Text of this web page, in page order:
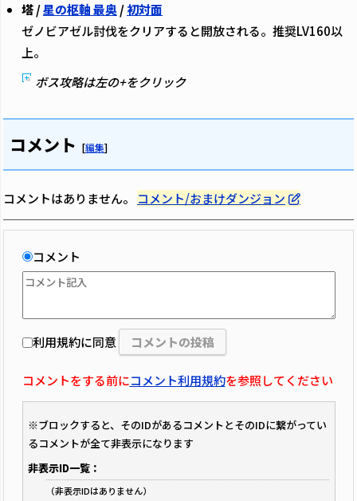
塔 /星の枢軸 最奥/初対面
ゼノビアゼル討伐をクリアすると開放される。推奨LV160以
上。
ボス攻略は左の+をクリック
コメント [編集]
コメントはありません。 コメント/おまけダンジョン
コメント
利用規約に同意
コメントをする前にコメント利用規約を参照してください
※ブロックすると、そのIDがあるコメントとそのIDに繋がってい
るコメントが全て非表示になります
非表示ID一覧：
（非表示IDはありません）